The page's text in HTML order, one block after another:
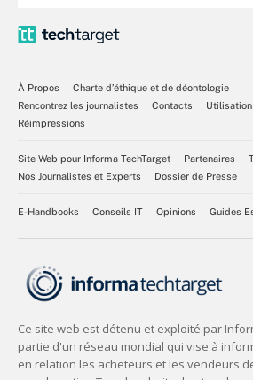
À Propos
Charte d’éthique et de déontologie
Rencontrez les journalistes
Contacts
Utilisation
Réimpressions
Site Web pour Informa TechTarget Partenaires
Nos Journalistes et Experts
Dossier de Presse
E-Handbooks Conseils IT Opinions Guides